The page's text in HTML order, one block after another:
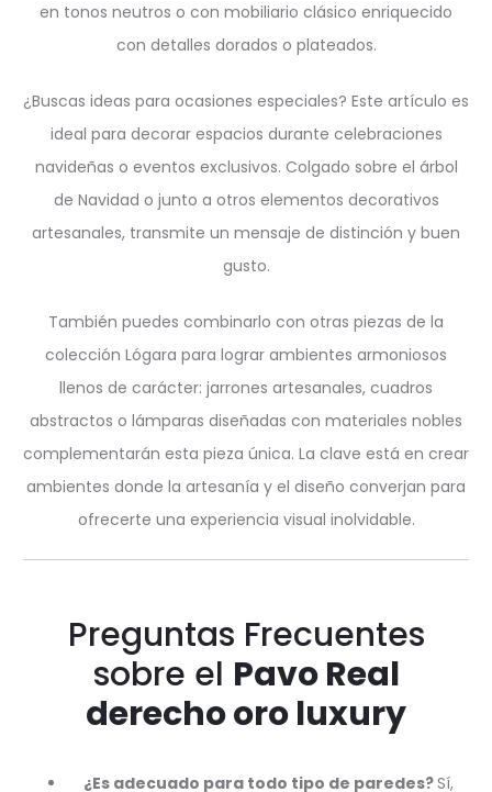
en tonos neutros o con mobiliario clásico enriquecido
con detalles dorados o plateados.
¿Buscas ideas para ocasiones especiales? Este artículo es
ideal para decorar espacios durante celebraciones
navideñas o eventos exclusivos. Colgado sobre el árbol
de Navidad o junto a otros elementos decorativos
artesanales, transmite un mensaje de distinción y buen
gusto.
También puedes combinarlo con otras piezas de la
colección Lógara para lograr ambientes armoniosos
llenos de carácter: jarrones artesanales, cuadros
abstractos o lámparas diseñadas con materiales nobles
complementarán esta pieza única. La clave está en crear
ambientes donde la artesanía y el diseño converjan para
ofrecerte una experiencia visual inolvidable.
Preguntas Frecuentes
sobre el Pavo Real
derecho oro luxury
¿Es adecuado para todo tipo de paredes?Sí,